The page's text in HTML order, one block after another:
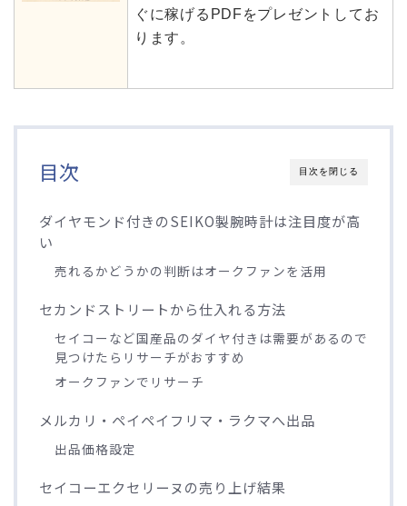
ぐに稼げるPDFをプレゼントしてお
ります。
目次を閉じる
目次
ダイヤモンド付きのSEIKO製腕時計は注目度が高
い
売れるかどうかの判断はオークファンを活用
セカンドストリートから仕入れる方法
セイコーなど国産品のダイヤ付きは需要があるので
見つけたらリサーチがおすすめ
オークファンでリサーチ
メルカリ・ペイペイフリマ・ラクマへ出品
出品価格設定
セイコーエクセリーヌの売り上げ結果